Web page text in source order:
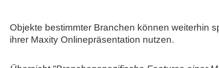
Objekte bestimmter Branchen können weiterhin
ihrer Maxity Onlinepräsentation nutzen.